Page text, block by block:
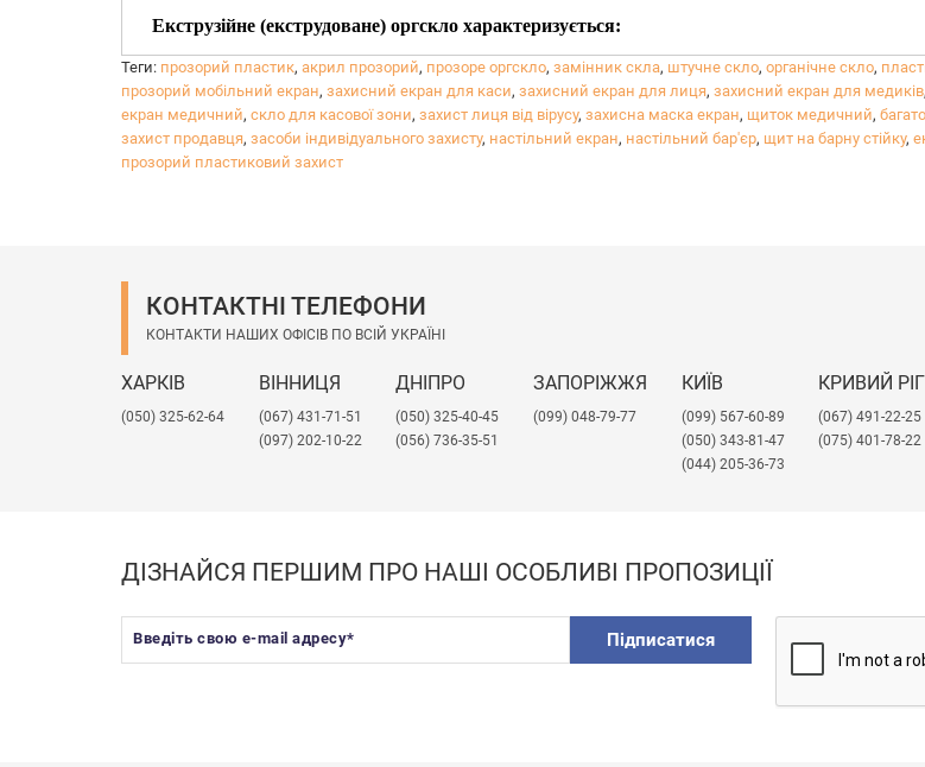
Екструзійне (екструдоване) оргскло характеризується:
високою світлопроникністью та прозорістю;
гарними оптичними властивостями;
водостійкість;
опірністю ультрафіолету, а також механічною та хімічною дією.
Надаємо послуги прямолінійного і криволінійного різу.
Теги: прозорий пластик, акрил прозорий, прозоре оргскло, замінник скла, штучне скло, органічне скло,
прозорий мобільний екран, захисний екран для каси, захисний екран для лиця, захисний екран для медиків,
екран медичний, скло для касової зони, захист лиця від вірусу, захисна маска екран, щиток медичний,
захист продавця, засоби індивідуального захисту, настільний екран, настільний бар'єр, щит на барну стійку,
прозорий пластиковий захист
КОНТАКТНІ ТЕЛЕФОНИ
КОНТАКТИ НАШИХ ОФІСІВ ПО ВСІЙ УКРАЇНІ
ХАРКІВ
(050) 325-62-64
ВІННИЦЯ
(067) 431-71-51
(097) 202-10-22
ДНІПРО
(050) 325-40-45
(056) 736-35-51
ЗАПОРІЖЖЯ
(099) 048-79-77
КИЇВ
(099) 567-60-89
(050) 343-81-47
(044) 205-36-73
КРИВИЙ РІГ
(067) 491-22-25
(075) 401-78-22
ДІЗНАЙСЯ ПЕРШИМ ПРО НАШІ ОСОБЛИВІ ПРОПОЗИЦІЇ
Введіть свою e-mail адресу* Підписатися